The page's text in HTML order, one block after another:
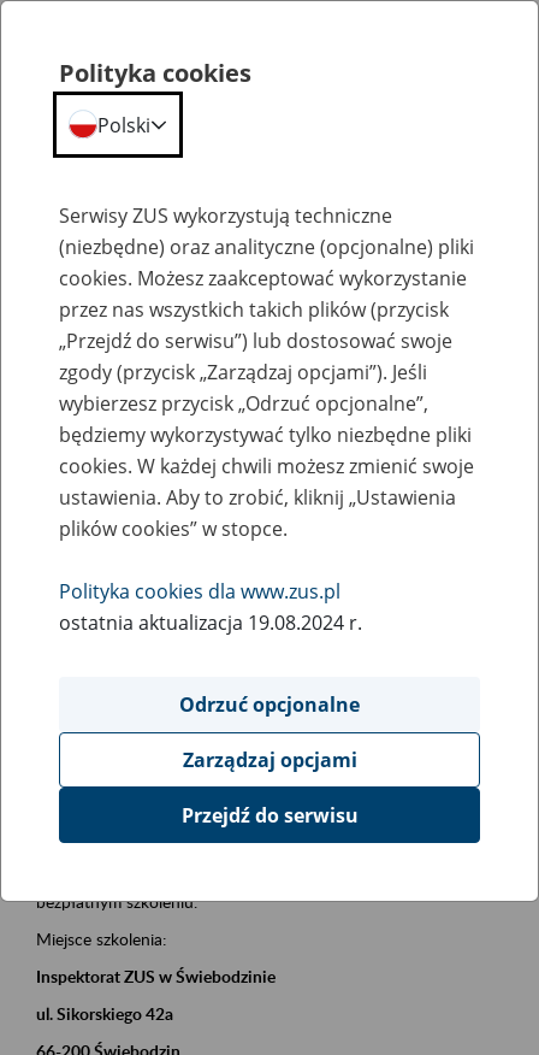
Szkolenia
Pakiet nowego przedsiębiorcy -
rozpoczynającego prowadzenie
działalności
Rodzaj wydarzenia
bezpłatnym szkoleniu.
Miejsce szkolenia:
Inspektorat ZUS w Świebodzinie
ul. Sikorskiego 42a
66-200 Świebodzin
Polityka cookies
Polski
Serwisy ZUS wykorzystują techniczne
(niezbędne) oraz analityczne (opcjonalne) pliki
cookies. Możesz zaakceptować wykorzystanie
przez nas wszystkich takich plików (przycisk
„Przejdź do serwisu”) lub dostosować swoje
zgody (przycisk „Zarządzaj opcjami”). Jeśli
wybierzesz przycisk „Odrzuć opcjonalne”,
będziemy wykorzystywać tylko niezbędne pliki
cookies. W każdej chwili możesz zmienić swoje
ustawienia. Aby to zrobić, kliknij „Ustawienia
plików cookies” w stopce.
Polityka cookies dla www.zus.pl
ostatnia aktualizacja 19.08.2024 r.
Odrzuć opcjonalne
Zarządzaj opcjami
Przejdź do serwisu